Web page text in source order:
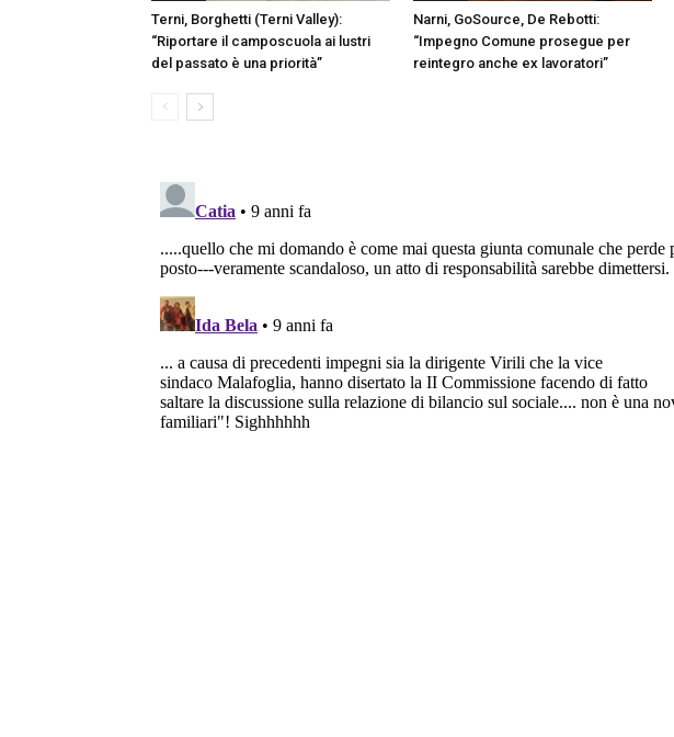
Terni, Borghetti (Terni Valley):
“Riportare il camposcuola ai lustri
del passato è una priorità”
Narni, GoSource, De Rebotti:
“Impegno Comune prosegue per
reintegro anche ex lavoratori”